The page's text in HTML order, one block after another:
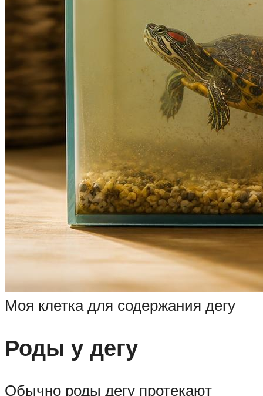
Моя клетка для содержания дегу
Роды у дегу
Обычно роды дегу протекают